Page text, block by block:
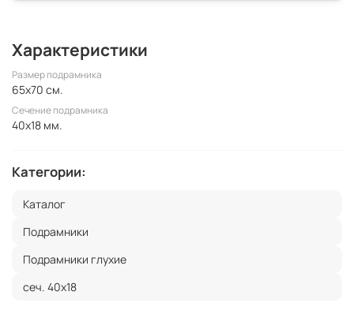
Характеристики
Размер подрамника
65x70 см.
Сечение подрамника
40x18 мм.
Категории:
Каталог
Подрамники
Подрамники глухие
сеч. 40х18